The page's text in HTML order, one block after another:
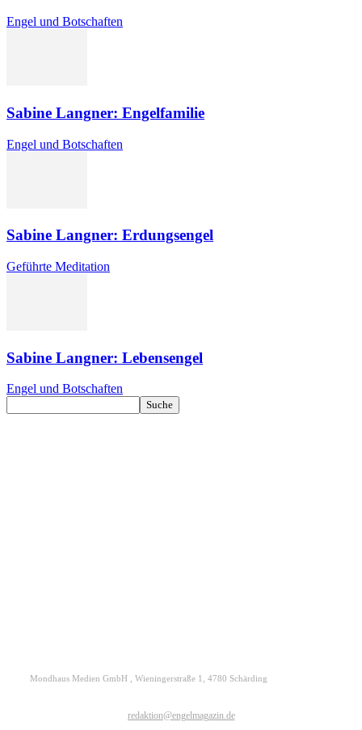
Engel und Botschaften
Sabine Langner: Engelfamilie
Engel und Botschaften
Sabine Langner: Erdungsengel
Geführte Meditation
Sabine Langner: Lebensengel
Engel und Botschaften
Mondhaus Medien GmbH , Wieningerstraße 1, 4780 Schärding
redaktion@engelmagazin.de